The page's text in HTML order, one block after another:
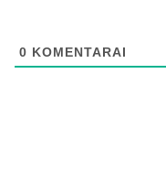
0 KOMENTARAI